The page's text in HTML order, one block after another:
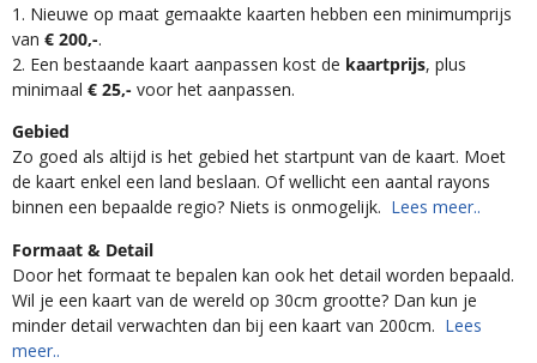
1. Nieuwe op maat gemaakte kaarten hebben een minimumprijs
van € 200,-.
2. Een bestaande kaart aanpassen kost de kaartprijs, plus
minimaal € 25,- voor het aanpassen.
Gebied
Zo goed als altijd is het gebied het startpunt van de kaart. Moet
de kaart enkel een land beslaan. Of wellicht een aantal rayons
binnen een bepaalde regio? Niets is onmogelijk. Lees meer..
Formaat & Detail
Door het formaat te bepalen kan ook het detail worden bepaald.
Wil je een kaart van de wereld op 30cm grootte? Dan kun je
minder detail verwachten dan bij een kaart van 200cm. Lees
meer..